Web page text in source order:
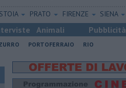
PRATO FIRENZE SIENA
Animali Pubblicità
PORTOFERRAIO RIO